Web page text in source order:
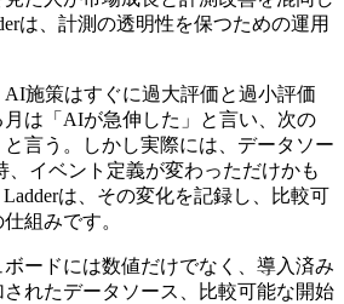
は、計測の透明性を保つための運用
施策はすぐに過大評価と過小評価
は「AIが急伸した」と言い、次の
言う。しかし実際には、データソー
、イベント定義が変わっただけかも
Ladderは、その変化を記録し、比較可
組みです。
ードには数値だけでなく、導入済み
れたデータソース、比較可能な開始